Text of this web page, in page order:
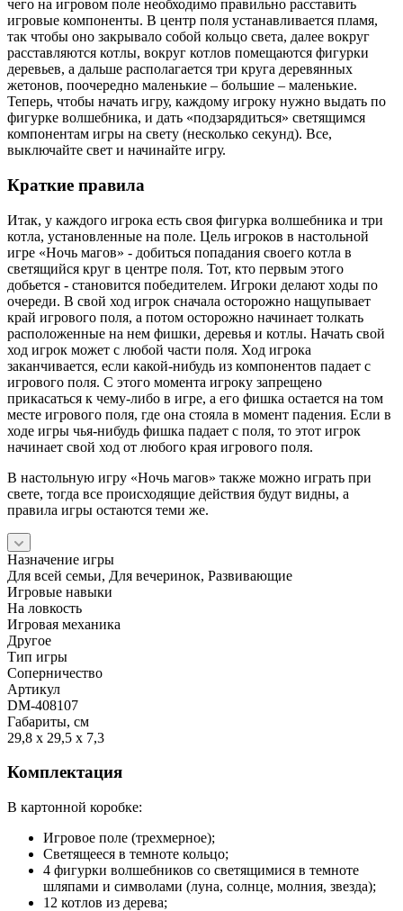
чего на игровом поле необходимо правильно расставить
игровые компоненты. В центр поля устанавливается пламя,
так чтобы оно закрывало собой кольцо света, далее вокруг
расставляются котлы, вокруг котлов помещаются фигурки
деревьев, а дальше располагается три круга деревянных
жетонов, поочередно маленькие – большие – маленькие.
Теперь, чтобы начать игру, каждому игроку нужно выдать по
фигурке волшебника, и дать «подзарядиться» светящимся
компонентам игры на свету (несколько секунд). Все,
выключайте свет и начинайте игру.
Краткие правила
Итак, у каждого игрока есть своя фигурка волшебника и три
котла, установленные на поле. Цель игроков в настольной
игре «Ночь магов» - добиться попадания своего котла в
светящийся круг в центре поля. Тот, кто первым этого
добьется - становится победителем. Игроки делают ходы по
очереди. В свой ход игрок сначала осторожно нащупывает
край игрового поля, а потом осторожно начинает толкать
расположенные на нем фишки, деревья и котлы. Начать свой
ход игрок может с любой части поля. Ход игрока
заканчивается, если какой-нибудь из компонентов падает с
игрового поля. С этого момента игроку запрещено
прикасаться к чему-либо в игре, а его фишка остается на том
месте игрового поля, где она стояла в момент падения. Если в
ходе игры чья-нибудь фишка падает с поля, то этот игрок
начинает свой ход от любого края игрового поля.
В настольную игру «Ночь магов» также можно играть при
свете, тогда все происходящие действия будут видны, а
правила игры остаются теми же.
Назначение игры
Для всей семьи, Для вечеринок, Развивающие
Игровые навыки
На ловкость
Игровая механика
Другое
Тип игры
Соперничество
Артикул
DM-408107
Габариты, см
29,8 x 29,5 x 7,3
Комплектация
В картонной коробке:
Игровое поле (трехмерное);
Светящееся в темноте кольцо;
4 фигурки волшебников со светящимися в темноте
шляпами и символами (луна, солнце, молния, звезда);
12 котлов из дерева;